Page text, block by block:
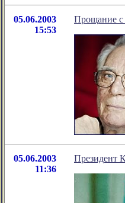
05.06.2003
15:53
Прощание с
05.06.2003
11:36
Президент